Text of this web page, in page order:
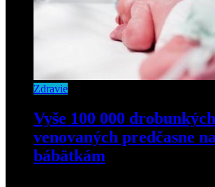
Zdravie
Vyše 100 000
venovaných predčasne
bábätkám